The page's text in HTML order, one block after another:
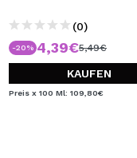
(0)
-20% 4,39€5,49€
KAUFEN
Preis x 100 Ml: 109,80€